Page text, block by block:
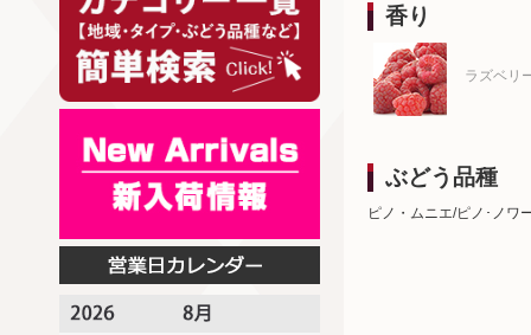
香り
ラズベリ
ぶどう品種
ピノ・ムニエ/ピノ･ノワ